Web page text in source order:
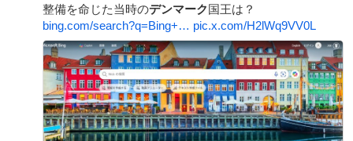
整備を命じた当時のデンマーク国王は？
bing.com/search?q=Bing+… pic.x.com/H2lWq9VV0L